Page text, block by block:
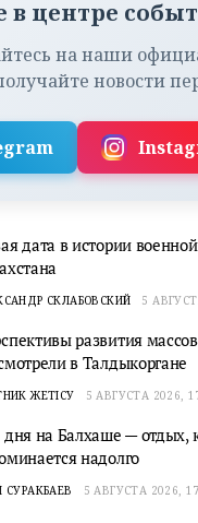
в центре
на наши
новости
дата в истории
СКЛАБОВСКИЙ 5
развития
в Талдыкоргане
ЖЕТІСУ 5 АВГУСТА 2026,
дня на Балхаше — отдых,
надолго
СУРАКБАЕВ 5 АВГУСТА 2026,